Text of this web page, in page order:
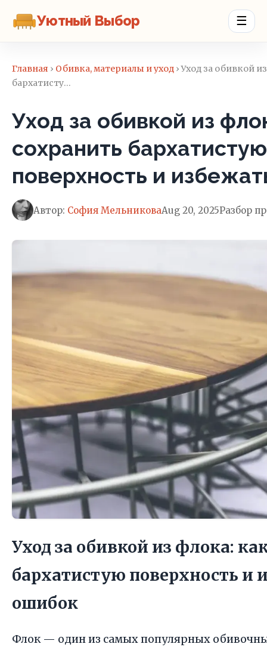
Уютный Выбор ☰
Главная › Обивка, материалы и уход › Уход за обивкой
бархатисту…
Уход за обивкой из
сохранить бархатистую
поверхность и
Автор: София МельниковаAug 20, 2025Разбор
Уход за обивкой из флока:
бархатистую поверхность и
ошибок
Флок — один из самых популярных